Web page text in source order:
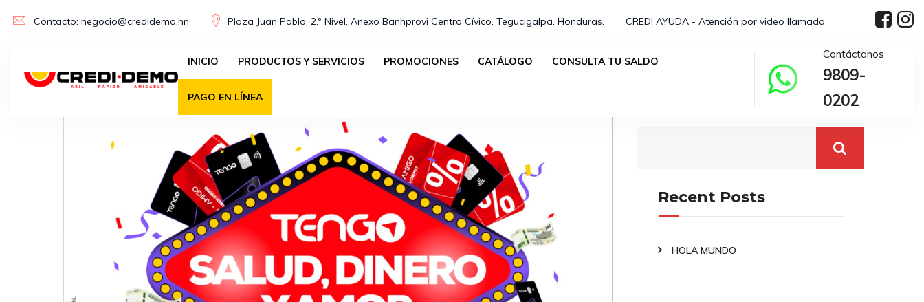
Contacto: negocio@credidemo.hn Plaza Juan Pablo, 2.º Nivel, Anexo Banhprovi Centro Cívico. Tegucigalpa. Honduras.⁣ CREDI AYUDA - Atención por video llamada
INICIO PRODUCTOS Y SERVICIOS PROMOCIONES CATÁLOGO CONSULTA TU SALDO
PAGO EN LÍNEA
Contáctanos
9809-
0202
Recent Posts
HOLA MUNDO